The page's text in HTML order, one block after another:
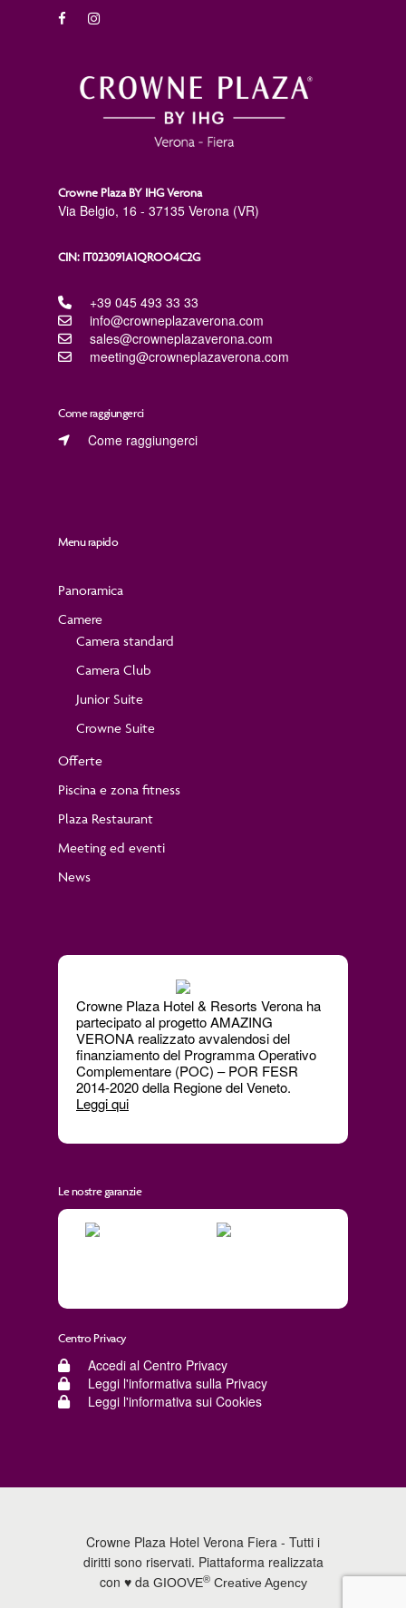
Crowne Plaza BY IHG Verona
Via Belgio, 16 - 37135 Verona (VR)
CIN: IT023091A1QROO4C2G
+39 045 493 33 33
info@crowneplazaverona.com
sales@crowneplazaverona.com
meeting@crowneplazaverona.com
Come raggiungerci
Come raggiungerci
Menu rapido
Panoramica
Camere
Camera standard
Camera Club
Junior Suite
Crowne Suite
Offerte
Piscina e zona fitness
Plaza Restaurant
Meeting ed eventi
News
Crowne Plaza Hotel & Resorts Verona ha
partecipato al progettoAMAZING
VERONA realizzato avvalendosi del
finanziamento del Programma Operativo
Complementare (POC) – POR FESR
2014-2020 della Regione del Veneto.
Leggi qui
Le nostre garanzie
Centro Privacy
Accedi al Centro Privacy
Leggi l'informativa sulla Privacy
Leggi l'informativa sui Cookies
Crowne Plaza Hotel Verona Fiera - Tutti i
diritti sono riservati. Piattaforma realizzata
con ♥️ da GIOOVE®Creative Agency